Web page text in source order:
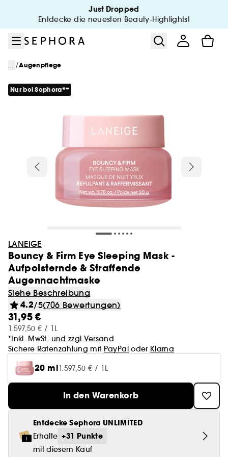
Just Dropped
Entdecke die neuesten Beauty-Highlights!
... /Augenpflege
Nur bei Sephora**
LANEIGE
Bouncy & Firm Eye Sleeping Mask -
Aufpolsternde & Straffende
Augennachtmaske
Siehe Beschreibung
4.2/5(706 Bewertungen)
31,95 €
1.597,50 € / 1L
*Inkl. MwSt. und zzgl.Versand
Sichere Ratenzahlung mit PayPaloder Klarna
20 ml1.597,50 € / 1L
In den Warenkorb
Entdecke Sephora UNLIMITED
Erhalte +31 Punkte
mit diesem Kauf